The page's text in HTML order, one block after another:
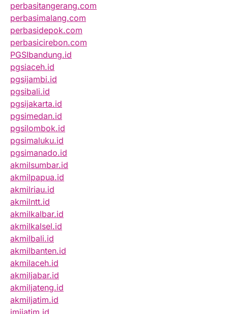
perbasitangerang.com
perbasimalang.com
perbasidepok.com
perbasicirebon.com
PGSIbandung.id
pgsiaceh.id
pgsijambi.id
pgsibali.id
pgsijakarta.id
pgsimedan.id
pgsilombok.id
pgsimaluku.id
pgsimanado.id
akmilsumbar.id
akmilpapua.id
akmilriau.id
akmilntt.id
akmilkalbar.id
akmilkalsel.id
akmilbali.id
akmilbanten.id
akmilaceh.id
akmiljabar.id
akmiljateng.id
akmiljatim.id